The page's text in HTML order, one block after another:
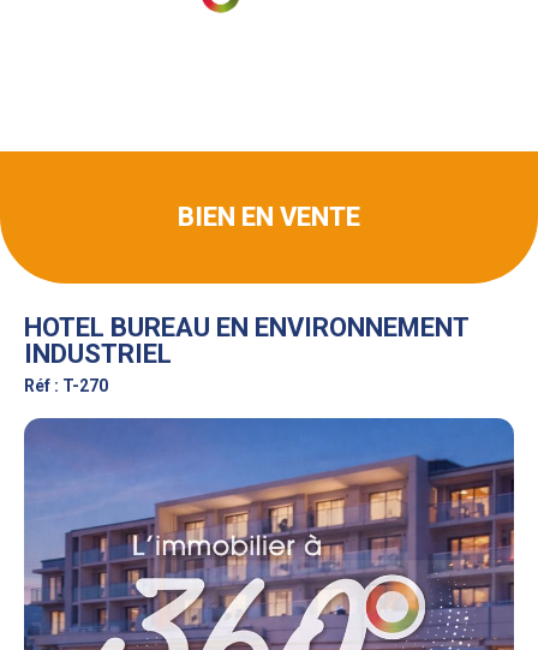
BIEN EN VENTE
HOTEL BUREAU EN ENVIRONNEMENT
INDUSTRIEL
Réf : T-270